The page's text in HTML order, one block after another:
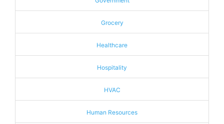
Grocery
Healthcare
Hospitality
HVAC
Human Resources